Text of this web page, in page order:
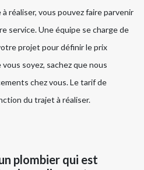
réaliser, vous pouvez faire parvenir
service. Une équipe se charge de
projet pour définir le prix
soyez, sachez que nous
chez vous. Le tarif de
du trajet à réaliser.
plombier qui est